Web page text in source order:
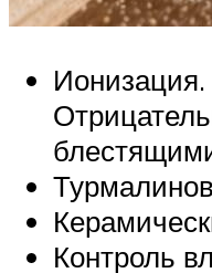
Ионизация.
Контроль